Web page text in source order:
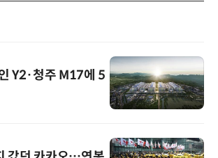
Y2·청주 M17에 5